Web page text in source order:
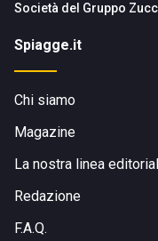
Società del Gruppo
Spiagge.it
Chi siamo
Magazine
La nostra linea
Redazione
F.A.Q.